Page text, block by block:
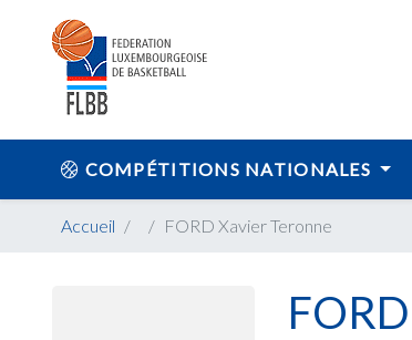
COMPÉTITIONS NATIONALES
Accueil FORD Xavier Teronne